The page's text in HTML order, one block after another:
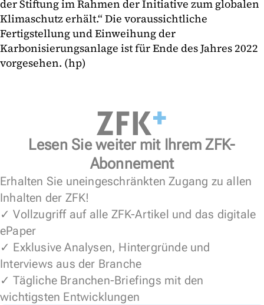
der Stiftung im Rahmen der Initiative zum globalen
Klimaschutz erhält.“ Die voraussichtliche
Fertigstellung und Einweihung der
Karbonisierungsanlage ist für Ende des Jahres 2022
vorgesehen. (hp)
Lesen Sie weiter mit Ihrem ZFK-
Abonnement
Erhalten Sie uneingeschränkten Zugang zu allen
Inhalten der ZFK!
✓ Vollzugriff auf alle ZFK-Artikel und das digitale
ePaper
✓ Exklusive Analysen, Hintergründe und
Interviews aus der Branche
✓ Tägliche Branchen-Briefings mit den
wichtigsten Entwicklungen